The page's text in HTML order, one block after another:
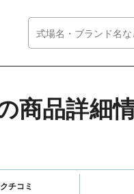
商品詳細
クチコミ